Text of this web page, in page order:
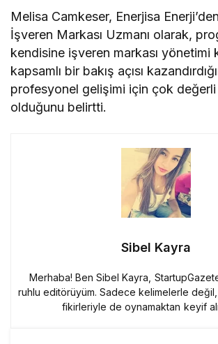
Melisa Camkeser, Enerjisa
İşveren Markası Uzmanı olarak,
kendisine işveren markası yönetimi
kapsamlı bir bakış açısı
profesyonel gelişimi için çok değerli
olduğunu belirtti.
Sibel Kayra
Merhaba! Ben Sibel Kayra,
ruhlu editörüyüm. Sadece kelimelerle değil,
fikirleriyle de oynamaktan keyif